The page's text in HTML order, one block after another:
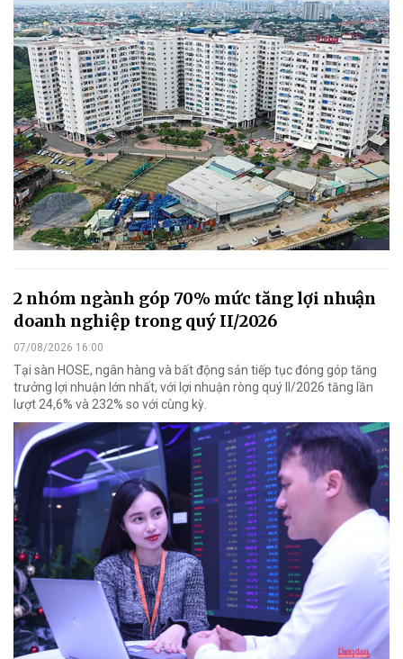
2 nhóm ngành góp 70% mức tăng lợi nhuận
doanh nghiệp trong quý II/2026
07/08/2026 16:00
Tại sàn HOSE, ngân hàng và bất động sản tiếp tục đóng góp tăng
trưởng lợi nhuận lớn nhất, với lợi nhuận ròng quý II/2026 tăng lần
lượt 24,6% và 232% so với cùng kỳ.